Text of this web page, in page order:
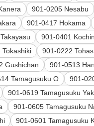
901-0205 Nesabu
901-0417 Hokama
901-0401
901-0222
Gushichan 901-0513
Tamagusuku O 901-
901-0619 Tamagusuku
901-0605 Tamagusuku
901-0601 Tamagusuku